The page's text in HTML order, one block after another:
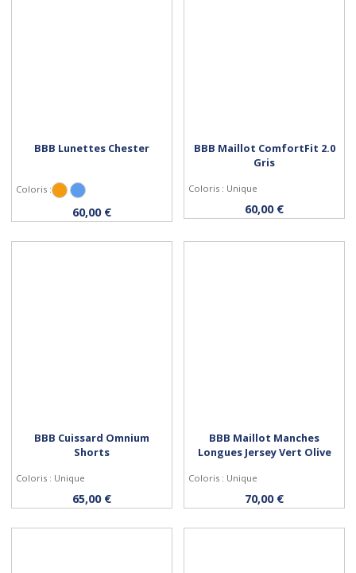
Personnaliser
BBB Lunettes Chester
Coloris : Orange Bleu
60,00 € Personnaliser
BBB Maillot ComfortFit 2.0
Gris
Coloris : Unique
60,00 €
Personnaliser
BBB Cuissard Omnium
Shorts
Coloris : Unique
65,00 € Personnaliser
BBB Maillot Manches
Longues Jersey Vert Olive
Coloris : Unique
70,00 €